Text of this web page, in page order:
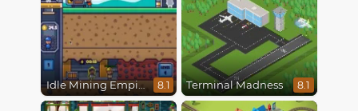
Idle Mining Empire 8.1 Terminal Madness 8.1